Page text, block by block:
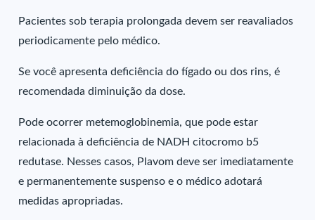
Pacientes sob terapia prolongada devem ser reavaliados
periodicamente pelo médico.
Se você apresenta deficiência do fígado ou dos rins, é
recomendada diminuição da dose.
Pode ocorrer metemoglobinemia, que pode estar
relacionada à deficiência de NADH citocromo b5
redutase. Nesses casos, Plavom deve ser imediatamente
e permanentemente suspenso e o médico adotará
medidas apropriadas.